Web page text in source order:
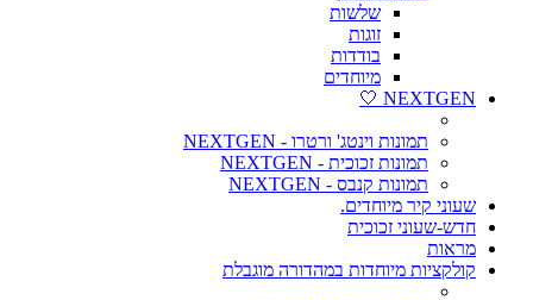
שלשות
זוגות
בודדות
מיוחדים
NEXTGEN 🤍
תמונות וינטג' ורטרו - NEXTGEN
תמונות זכוכית - NEXTGEN
תמונות קנבס - NEXTGEN
שעוני קיר מיוחדים.
חדש-שעוני זכוכית
מראות
קולקציות מיוחדות במהדורה מוגבלת